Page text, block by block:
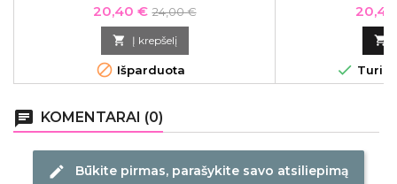
Cream Set ITGFG9618, rankų kremas, 100
ml, ir medvilninės pirštinės, 1 pora
Kaina
20,40 € Bazinė
kaina
24,00 €
 Į krepšelį
 Išparduota
plaukų Kaina


chat KOMENTARAI (0)
edit Būkite pirmas, parašykite savo atsiliepimą